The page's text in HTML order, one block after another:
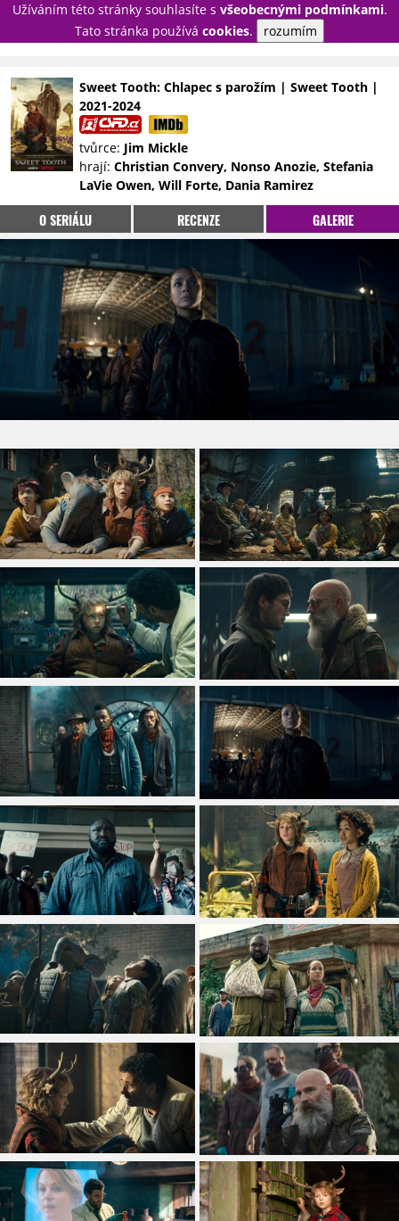
Užíváním této stránky souhlasíte s všeobecnými podmínkami.
Tato stránka používá cookies. rozumím
PŘIHLÁSIT
NOVINKY
TÉMATA
RECENZE
EPIZODY
KULT
TRAILERY
GALERIE
DISKUZE
STATISTIKY
TIRÁŽ
Sweet Tooth: Chlapec s parožím | Sweet Tooth |
2021-2024
tvůrce: Jim Mickle
hrají: Christian Convery, Nonso Anozie, Stefania
LaVie Owen, Will Forte, Dania Ramirez
O SERIÁLU RECENZE GALERIE